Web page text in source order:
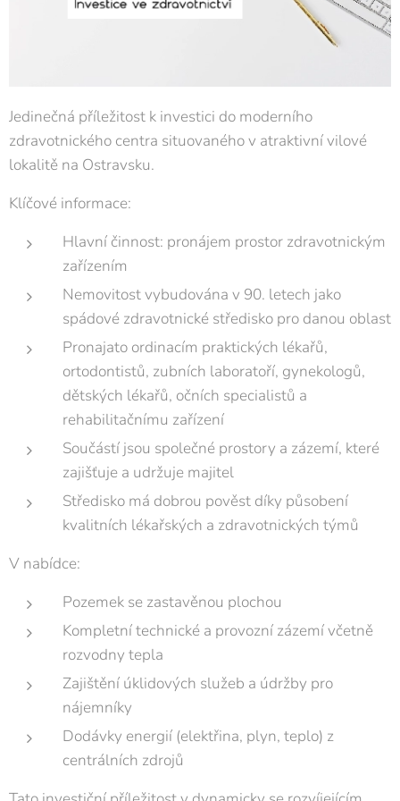
Jedinečná příležitost k investici do moderního
zdravotnického centra situovaného v atraktivní vilové
lokalitě na Ostravsku.
Klíčové informace:
Hlavní činnost: pronájem prostor zdravotnickým
zařízením
Nemovitost vybudována v 90. letech jako
spádové zdravotnické středisko pro danou oblast
Pronajato ordinacím praktických lékařů,
ortodontistů, zubních laboratoří, gynekologů,
dětských lékařů, očních specialistů a
rehabilitačnímu zařízení
Součástí jsou společné prostory a zázemí, které
zajišťuje a udržuje majitel
Středisko má dobrou pověst díky působení
kvalitních lékařských a zdravotnických týmů
V nabídce:
Pozemek se zastavěnou plochou
Kompletní technické a provozní zázemí včetně
rozvodny tepla
Zajištění úklidových služeb a údržby pro
nájemníky
Dodávky energií (elektřina, plyn, teplo) z
centrálních zdrojů